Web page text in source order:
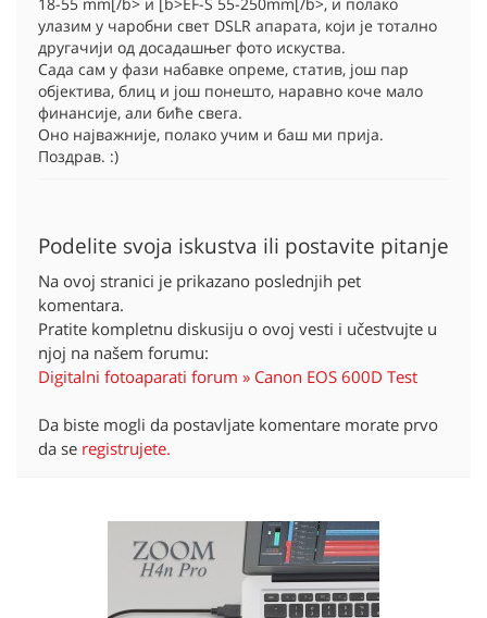
улазим у чаробни свет DSLR апарата, који је тотално
другачији од досадашњег фото искуства.
Сада сам у фази набавке опреме, статив, још пар
објектива, блиц и још понешто, наравно коче мало
финансије, али биће свега.
Оно најважније, полако учим и баш ми прија.
Поздрав. :)
Podelite svoja iskustva ili postavite pitanje
Na ovoj stranici je prikazano poslednjih pet
komentara.
Pratite kompletnu diskusiju o ovoj vesti i učestvujte u
njoj na našem forumu:
Digitalni fotoaparati forum » Canon EOS 600D Test
Da biste mogli da postavljate komentare morate prvo
da se registrujete.